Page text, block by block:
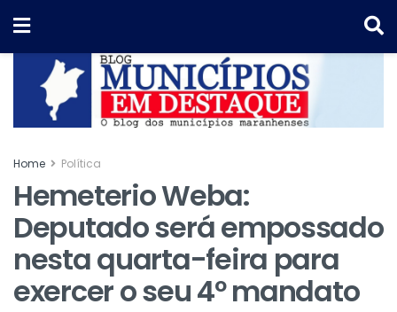
Home Política
Hemeterio Weba:
Deputado será empossado
nesta quarta-feira para
exercer o seu 4º mandato